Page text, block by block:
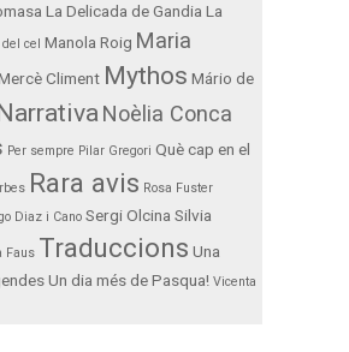
La Delicada de Gandia La
cel Manola Roig Maria
Climent Mythos Mário de
Noèlia Conca
Per sempre Pilar Gregori Què cap en el
Rara avis Rosa Fuster
Diaz i Cano Sergi Olcina Silvia
Faus Traduccions Una
Un dia més de Pasqua! Vicenta